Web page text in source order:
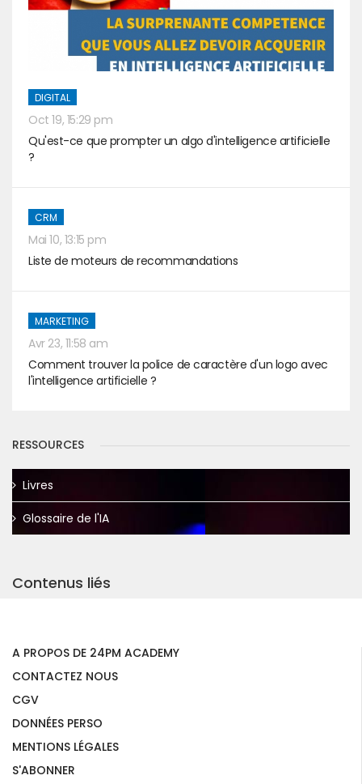
DIGITAL
Oct 19, 15:29 pm
Qu'est-ce que prompter un algo d'intelligence artificielle
?
CRM
Mai 10, 13:15 pm
Liste de moteurs de recommandations
MARKETING
Avr 23, 11:58 am
Comment trouver la police de caractère d'un logo avec
l'intelligence artificielle ?
RESSOURCES
Livres
Glossaire de l'IA
Contenus liés
A PROPOS DE 24PM ACADEMY
CONTACTEZ NOUS
CGV
DONNÉES PERSO
MENTIONS LÉGALES
S'ABONNER